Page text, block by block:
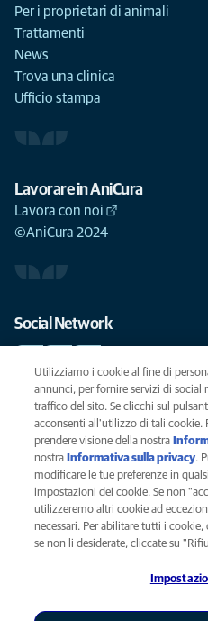
Per i proprietari di animali
Trattamenti
News
Trova una clinica
Ufficio stampa
Lavorare in AniCura
Lavora con noi
©AniCura 2024
Social Network
Le migliori cure per il vostro animale
SCRIVICI
info@anicura.it
Privacy
Legal
Utilizziamo i cookie al fine di
annunci, per fornire servizi di social
traffico del sito. Se clicchi sul
acconsenti all'utilizzo di tali cookie.
prendere visione della nostra
nostra Informativa sulla privacy.
modificare le tue preferenze in
impostazioni dei cookie. Se non
utilizzeremo altri cookie ad
necessari. Per abilitare tutti i
se non li desiderate, cliccate su